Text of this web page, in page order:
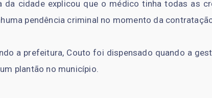
da cidade explicou que o médico tinha todas as
pendência criminal no momento da
a prefeitura, Couto foi dispensado quando a
plantão no município.